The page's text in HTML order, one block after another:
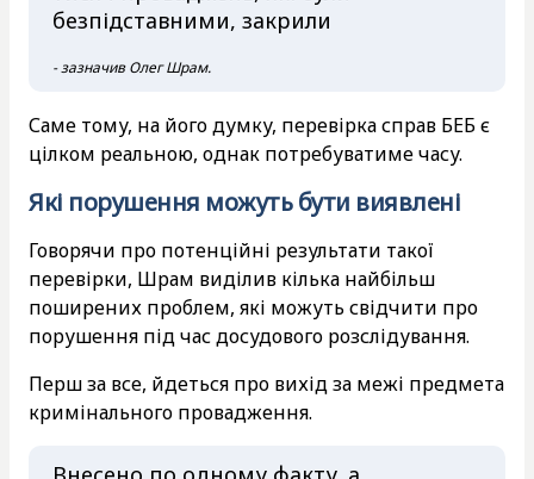
безпідставними, закрили
- зазначив Олег Шрам.
Саме тому, на його думку, перевірка справ БЕБ є
цілком реальною, однак потребуватиме часу.
Які порушення можуть бути виявлені
Говорячи про потенційні результати такої
перевірки, Шрам виділив кілька найбільш
поширених проблем, які можуть свідчити про
порушення під час досудового розслідування.
Перш за все, йдеться про вихід за межі предмета
кримінального провадження.